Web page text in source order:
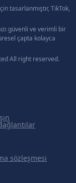
tasarlanmıştır, TikTok,
güvenli ve verimli bir
çapta kolayca
All right reserved.
sözleşmesi